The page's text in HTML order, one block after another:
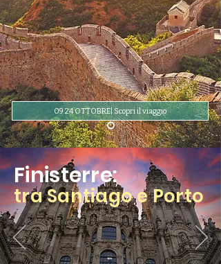
09 24 OTTOBRE| Scopri il viaggio
Finisterre:
tra Santiago e Porto